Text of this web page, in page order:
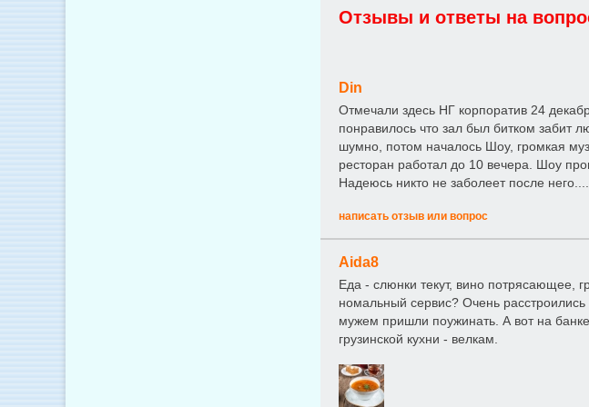
Отзывы и ответы на
Din
Отмечали здесь НГ корпоратив 24
понравилось что зал был битком
шумно, потом началось Шоу, громкая
ресторан работал до 10 вечера. Шоу
Надеюсь никто не заболеет после него....
написать отзыв или вопрос
Aida8
Еда - слюнки текут, вино потрясающее,
номальный сервис? Очень
мужем пришли поужинать. А вот на
грузинской кухни - велкам.